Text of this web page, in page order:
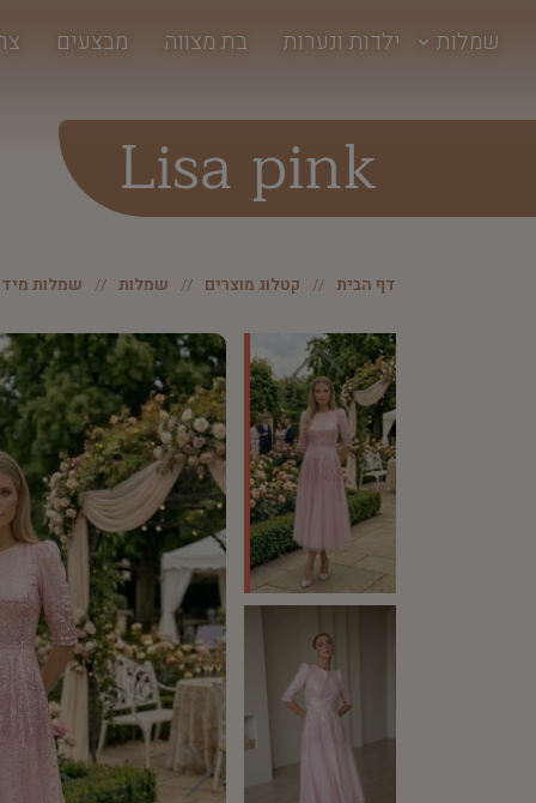
שמלות ילדות ונערות בת מצווה מבצעים
Lisa pink
דף הבית קטלוג מוצרים שמלות שמלות